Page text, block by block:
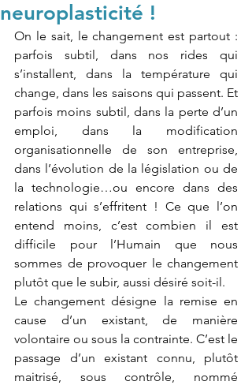
neuroplasticité !
On le sait, le changement est partout :
parfois subtil, dans nos rides qui
s’installent, dans la température qui
change, dans les saisons qui passent. Et
parfois moins subtil, dans la perte d’un
emploi, dans la modification
organisationnelle de son entreprise,
dans l’évolution de la législation ou de
la technologie…ou encore dans des
relations qui s’effritent ! Ce que l’on
entend moins, c’est combien il est
difficile pour l’Humain que nous
sommes de provoquer le changement
plutôt que le subir, aussi désiré soit-il.
Le changement désigne la remise en
cause d’un existant, de manière
volontaire ou sous la contrainte. C’est le
passage d’un existant connu, plutôt
maitrisé, sous contrôle, nommé